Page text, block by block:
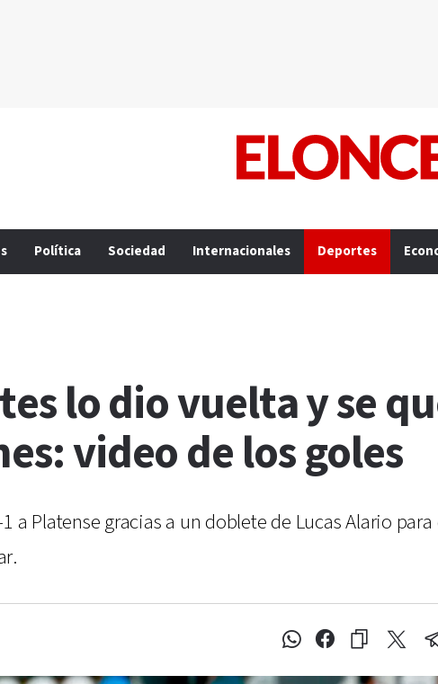
Política Sociedad Internacionales Deportes
lo dio vuelta y se
video de los goles
a Platense gracias a un doblete de Lucas Alario